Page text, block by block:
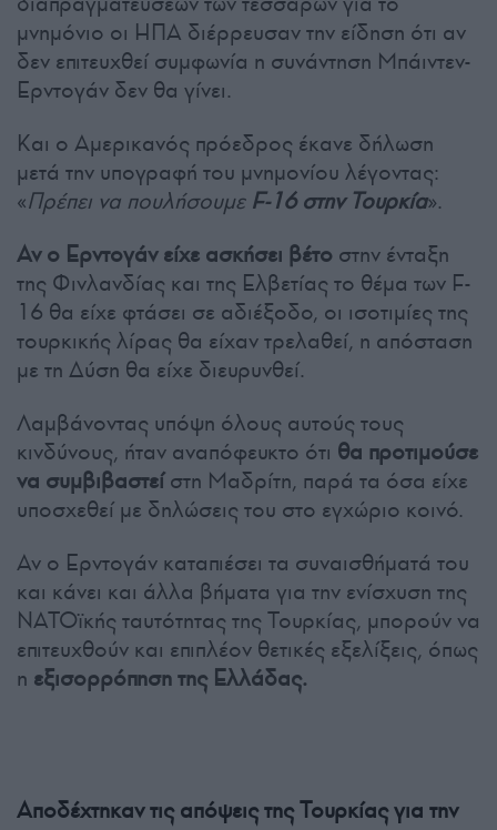
μνημόνιο οι ΗΠΑ διέρρευσαν την είδηση ότι αν
δεν επιτευχθεί συμφωνία η συνάντηση Μπάιντεν-
Ερντογάν δεν θα γίνει.
Και ο Αμερικανός πρόεδρος έκανε δήλωση
μετά την υπογραφή του μνημονίου λέγοντας:
«Πρέπει να πουλήσουμε F-16 στην Τουρκία».
Αν ο Ερντογάν είχε ασκήσει βέτο στην ένταξη
της Φινλανδίας και της Ελβετίας το θέμα των F-
16 θα είχε φτάσει σε αδιέξοδο, οι ισοτιμίες της
τουρκικής λίρας θα είχαν τρελαθεί, η απόσταση
με τη Δύση θα είχε διευρυνθεί.
Λαμβάνοντας υπόψη όλους αυτούς τους
κινδύνους, ήταν αναπόφευκτο ότι θα προτιμούσε
να συμβιβαστείστη Μαδρίτη, παρά τα όσα είχε
υποσχεθεί με δηλώσεις του στο εγχώριο κοινό.
Αν ο Ερντογάν καταπιέσει τα συναισθήματά του
και κάνει και άλλα βήματα για την ενίσχυση της
ΝΑΤΟϊκής ταυτότητας της Τουρκίας, μπορούν να
επιτευχθούν και επιπλέον θετικές εξελίξεις, όπως
η εξισορρόπηση της Ελλάδας.
Αποδέχτηκαν τις απόψεις της Τουρκίας για την